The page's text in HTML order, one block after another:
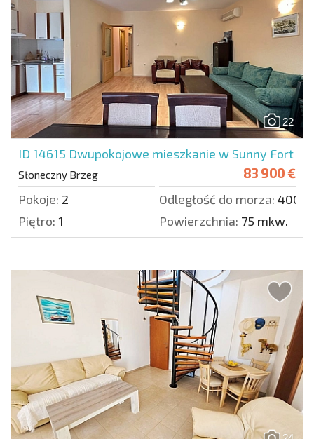
22
ID 14615 Dwupokojowe mieszkanie w Sunny Fort
Słoneczny Brzeg 83 900 €
Pokoje: 2 Odległość do morza: 400
Piętro: 1 Powierzchnia: 75 mkw.